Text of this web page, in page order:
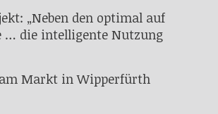
„Neben den optimal auf
… die intelligente Nutzung
Markt in Wipperfürth